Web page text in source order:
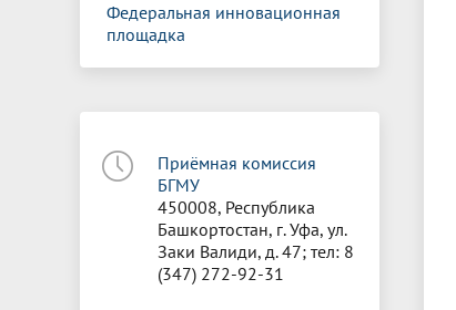
Федеральная инновационная
площадка
Приёмная комиссия
БГМУ
450008, Республика
Башкортостан, г. Уфа, ул.
Заки Валиди, д. 47; тел: 8
(347) 272-92-31